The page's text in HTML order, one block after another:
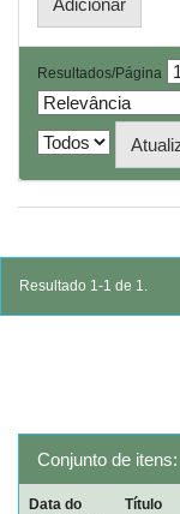
Resultados/Página
Resultado 1-1 de 1.
Conjunto de itens:
Data do
Título